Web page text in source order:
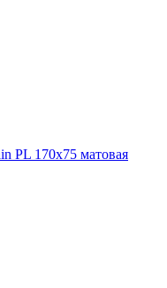
PL 170x75 матовая